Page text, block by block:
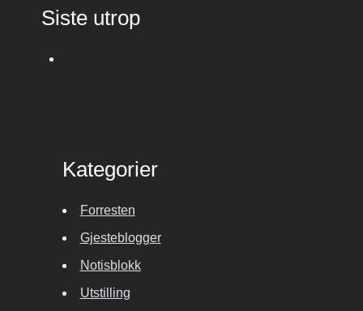
Siste utrop
Kategorier
Forresten
Gjesteblogger
Notisblokk
Utstilling